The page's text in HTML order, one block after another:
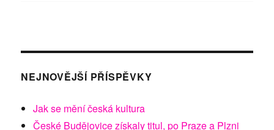
NEJNOVĚJŠÍ PŘÍSPĚVKY
Jak se mění česká kultura
České Budějovice získaly titul, po Praze a Plzni